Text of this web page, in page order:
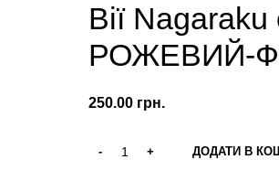
Вії
РОЖЕВИЙ-
250.00 грн.
ДОДАТИ В